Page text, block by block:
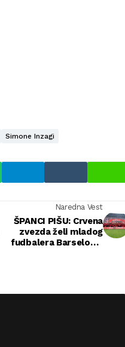
Simone Inzagi
Naredna Vest
ŠPANCI PIŠU: Crvena
zvezda želi mladog
fudbalera Barselone,